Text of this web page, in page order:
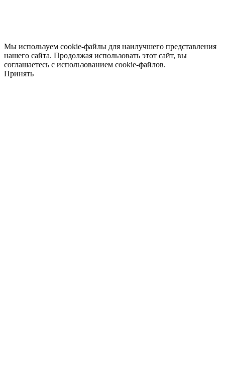
Мы используем cookie-файлы для наилучшего представления
нашего сайта. Продолжая использовать этот сайт, вы
соглашаетесь с использованием cookie-файлов.
Принять